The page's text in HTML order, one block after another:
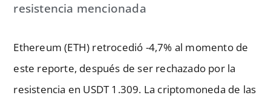
resistencia mencionada
Ethereum (ETH) retrocedió -4,7% al momento de
este reporte, después de ser rechazado por la
resistencia en USDT 1.309. La criptomoneda de las